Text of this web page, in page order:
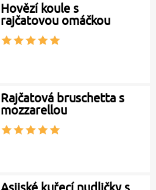
Hovězí koule s
rajčatovou omáčkou
Rajčatová bruschetta s
mozzarellou